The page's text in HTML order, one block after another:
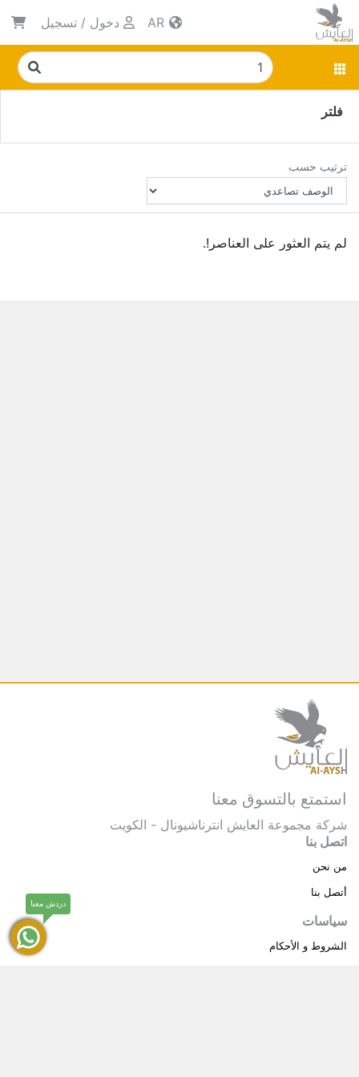
دخول / تسجيل
فلتر
ترتيب حسب
لم يتم العثور على العناصر!.
استمتع بالتسوق معنا
شركة مجموعة العايش انترناشيونال - الكويت
اتصل بنا
من نحن
أتصل بنا
سياسات
الشروط و الأحكام
دردش معنا